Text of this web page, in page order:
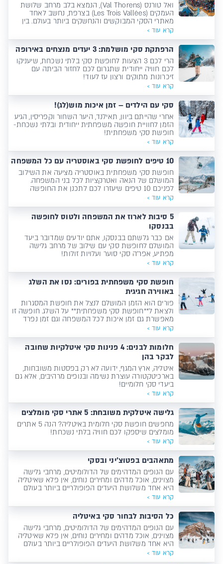
ואל טורנס (Val Thorens), הנמצא בלב מרחב שלושת
העמקים (Les Trois Vallées) בצרפת, נחשב לאחד
מאתרי הסקי המבוקשים והנחשקים ביותר בעולם. בין
נופים עוצרי נשימה לפסגות מושלגות ללא הפסקה, ואל
טורנס מציע חוויה שאין לה תחליף. אך מה בדיוק הופך
את האתר הזה לכל כך פופולרי? במאמר זה נבחן את מה
שיש בואל טורנס שאין&hellip;
קרא עוד >
הרפתקת סקי מושלמת: 3 יעדים מנצחים באירופה
הרי לכם 3 הצעות לחופשת סקי בלתי נשכחת, שיעניקו
לכם חוויה ייחודית שתגרום לכם לחזור הביתה עם
זיכרונות מתוקים ורצון עז לעוד!
קרא עוד >
סקי עם הילדים – זמן איכות מוש(לג)!
אחרי שהייתם ביוון, תאילנד, היער השחור וקפריסין, הגיע
הזמן לחוויית חופשה משפחתית ייחודית ובלתי נשכחת-
חופשת סקי משפחתית!
קרא עוד >
10 טיפים לחופשת סקי באוסטריה עם כל המשפחה
חופשת סקי משפחתית באוסטריה מציעה את השילוב
המושלם של הנאה ואטרקציות לכל בני המשפחה.
לפניכם 10 טיפים שיעזרו לכם לתכנן את החופשה
המושלמת
קרא עוד >
5 סיבות לארוז את המשפחה ולטוס לחופשה
בבנסקו
אם כבר גלשתם בבנסקו, אתם יודעים שמדובר ביעד
המושלם לחופשת סקי עם שילוב של מרחב גלישה
מפתיע, אפר'ה סקי סוער ועלויות זולות!
קרא עוד >
חופשת סקי משפחתית בפורים: נסו את השלג
באווירה חגיגית
פורים הוא הזמן המושלם לנצל את חופשת המסגרות
ולצאת ל**חופשת סקי משפחתית** על השלג. חופשה זו
מאפשרת גם זמן איכות לכל המשפחה וגם זמן נפרד
להורים ולילדים, ומבטיחה חוויה ייחודית.
קרא עוד >
חלומות לבנים: 4 פנינות סקי איטלקיות שחובה
לבקר בהן
איטליה, ארץ המגף, ידועה לא רק בפסטות משובחות,
בארכיטקטורה עוצרת נשימה ובנופים מרהיבים, אלא גם
ביעדי סקי חלומיים!
קרא עוד >
גלישה איטלקית משובחת: 5 אתרי סקי מומלצים
מחפשים חופשת סקי חלומית באיטליה? הנה 5 אתרים
מומלצים שיספקו לכם חוויה בלתי נשכחת!
קרא עוד >
מתאהבים בפטוצ'יני ובסקי
עם הנופים המדהימים של הדולומיטים, מרחבי גלישה
מצוינים, אוכל מדהים ומחירים נוחים, אין פלא שאיטליה
היא אחד משלושת היעדים הפופולריים ביותר בעולם
לסקי!
קרא עוד >
כל הסיבות לבחור סקי באיטליה
עם הנופים המדהימים של הדולומיטים, מרחבי גלישה
מצוינים, אוכל מדהים ומחירים נוחים, אין פלא שאיטליה
היא אחד משלושת היעדים הפופולריים ביותר בעולם
לסקי!
קרא עוד >